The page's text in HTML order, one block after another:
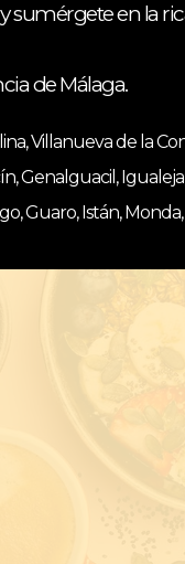
sumérgete en la
de Málaga.
Villanueva de la
Genalguacil,
Guaro, Istán,